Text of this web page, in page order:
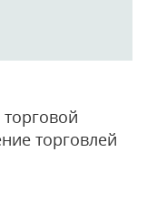
торговлей